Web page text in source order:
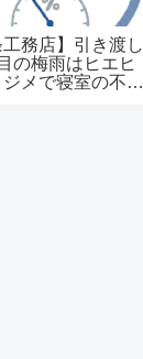
工務店】引き渡し
の梅雨はヒエヒ
メで寝室の不快